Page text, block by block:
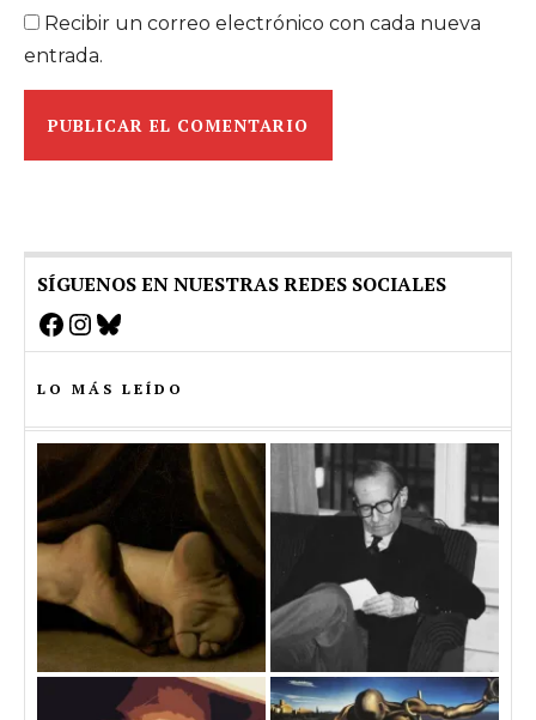
Recibir un correo electrónico con cada nueva
entrada.
SÍGUENOS EN NUESTRAS REDES SOCIALES
Facebook
Instagram
Bluesky
LO MÁS LEÍDO